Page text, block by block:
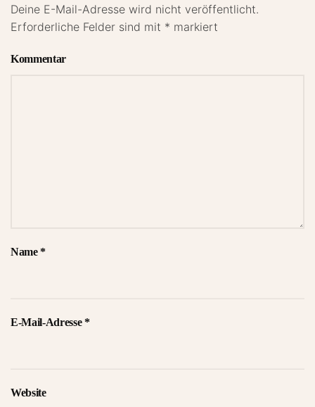
Deine E-Mail-Adresse wird nicht veröffentlicht.
Erforderliche Felder sind mit * markiert
Kommentar
Name *
E-Mail-Adresse *
Website